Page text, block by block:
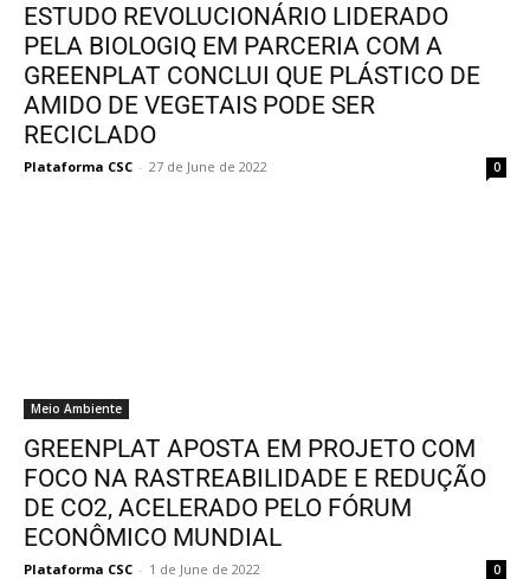
ESTUDO REVOLUCIONÁRIO LIDERADO
PELA BIOLOGIQ EM PARCERIA COM A
GREENPLAT CONCLUI QUE PLÁSTICO DE
AMIDO DE VEGETAIS PODE SER
RECICLADO
Plataforma CSC - 27 de June de 2022 0
Meio Ambiente
GREENPLAT APOSTA EM PROJETO COM
FOCO NA RASTREABILIDADE E REDUÇÃO
DE CO2, ACELERADO PELO FÓRUM
ECONÔMICO MUNDIAL
Plataforma CSC - 1 de June de 2022 0